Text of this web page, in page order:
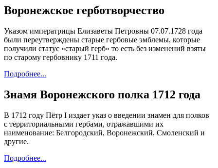
Воронежское герботворчество
Указом императрицы Елизаветы Петровны 07.07.1728 года
были переутверждены старые гербовые эмблемы, которые
получили статус «старый герб» то есть без изменений взяты
по старому гербовнику 1711 года.
Подробнее...
Знамя Воронежского полка 1712 года
В 1712 году Пётр I издает указ о введении знамен для полков
с территориальными гербами, отражавшими их
наименование: Белгородский, Воронежский, Смоленский и
другие.
Подробнее...